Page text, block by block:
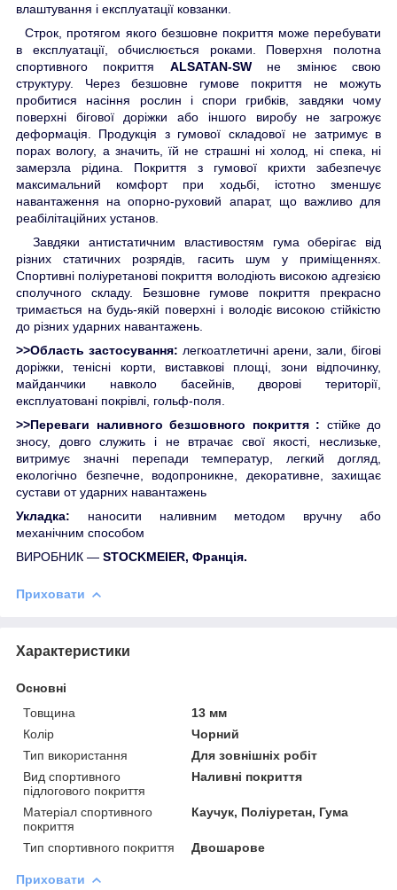
влаштування і експлуатації ковзанки.
Строк, протягом якого безшовне покриття може перебувати
в експлуатації, обчислюється роками. Поверхня полотна
спортивного покриття ALSATAN-SWне змінює свою
структуру. Через безшовне гумове покриття не можуть
пробитися насіння рослин і спори грибків, завдяки чому
поверхні бігової доріжки або іншого виробу не загрожує
деформація. Продукція з гумової складової не затримує в
порах вологу, а значить, їй не страшні ні холод, ні спека, ні
замерзла рідина. Покриття з гумової крихти забезпечує
максимальний комфорт при ходьбі, істотно зменшує
навантаження на опорно-руховий апарат, що важливо для
реабілітаційних установ.
Завдяки антистатичним властивостям гума оберігає від
різних статичних розрядів, гасить шум у приміщеннях.
Спортивні поліуретанові покриття володіють високою адгезією
сполучного складу. Безшовне гумове покриття прекрасно
тримається на будь-якій поверхні і володіє високою стійкістю
до різних ударних навантажень.
>>Область застосування: легкоатлетичні арени, зали, бігові
доріжки, тенісні корти, виставкові площі, зони відпочинку,
майданчики навколо басейнів, дворові території,
експлуатовані покрівлі, гольф-поля.
>>Переваги наливного безшовного покриття : стійке до
зносу, довго служить і не втрачає свої якості, неслизьке,
витримує значні перепади температур, легкий догляд,
екологічно безпечне, водопроникне, декоративне, захищає
сустави от ударних навантажень
Укладка: наносити наливним методом вручну або
механічним способом
ВИРОБНИК — STOCKMEIER, Франція.
Приховати
Характеристики
Основні
Товщина
13 мм
Колір
Чорний
Тип використання
Для зовнішніх робіт
Вид спортивного
підлогового покриття
Наливні покриття
Матеріал спортивного
покриття
Каучук, Поліуретан, Гума
Тип спортивного покриття Двошарове
Приховати